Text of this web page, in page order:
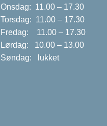
Onsdag: 11.00 – 17.30
Torsdag: 11.00 – 17.30
Fredag: 11.00 – 17.30
Lørdag: 10.00 – 13.00
Søndag: lukket